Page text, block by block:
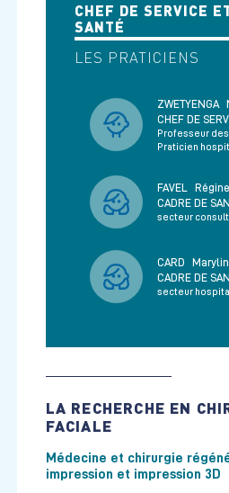
CHEF DE SERVICE
SANTÉ
LES PRATICIENS
ZWETYENGA
CHEF DE
Professeur
Praticien
FAVEL
Régine
CADRE DE
secteur
CARD
CADRE DE
secteur
LA RECHERCHE EN
FACIALE
Médecine et chirurgie
impression et impression 3D